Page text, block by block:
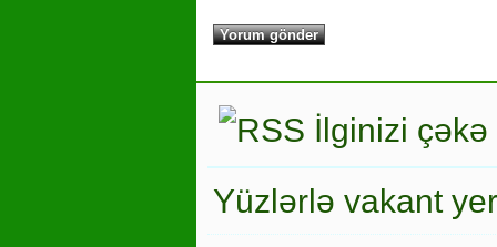
İlginizi
Yüzlərlə vakant